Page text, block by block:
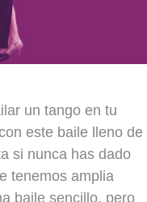
un tango en tu
este baile lleno de
si nunca has dado
tenemos amplia
baile sencillo, pero